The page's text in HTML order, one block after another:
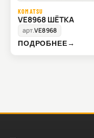
KOMATSU
VE8968 ШЁТКА
арт.VE8968
ПОДРОБНЕЕ→